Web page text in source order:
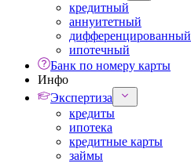
кредитный
аннуитетный
дифференцированный
ипотечный
Банк по номеру карты
Инфо
Экспертиза
кредиты
ипотека
кредитные карты
займы